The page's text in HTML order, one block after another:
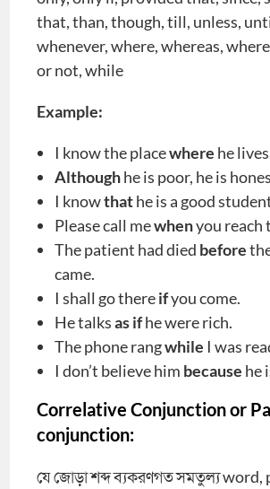
that, than, though, till, unless,
whenever, where, whereas,
or not, while
Example:
I know the placewhere he
Althoughhe is poor, he is
I knowthathe is a good
Please call mewhenyou reach
The patient had died before
came.
I shall go thereifyou come.
He talksas ifhe were rich.
The phone rangwhile I was
I don’t believe him because he
Correlative Conjunction or
conjunction:
যে জোড়া শব্দ ব্যকরণগত সমতুল্য word,